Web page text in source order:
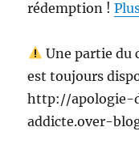
rédemption !
Une partie du
est toujours
http://apologie-
addicte.over-